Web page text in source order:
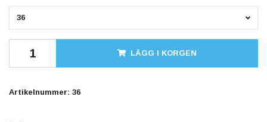
36
LÄGG I KORGEN
Artikelnummer: 36